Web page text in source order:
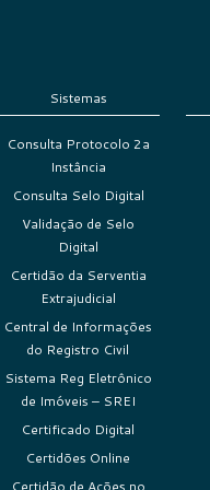
Sistemas
Consulta Protocolo 2a
Instância
Consulta Selo Digital
Validação de Selo
Digital
Certidão da Serventia
Extrajudicial
Central de Informações
do Registro Civil
Sistema Reg Eletrônico
de Imóveis – SREI
Certificado Digital
Certidões Online
Certidão de Ações no